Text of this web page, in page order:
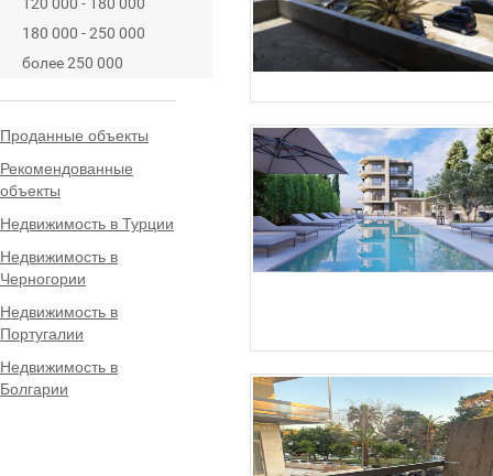
180 000 - 250 000
более 250 000
Проданные объекты
Рекомендованные
объекты
Недвижимость в Турции
Недвижимость в
Черногории
Недвижимость в
Португалии
Недвижимость в
Болгарии